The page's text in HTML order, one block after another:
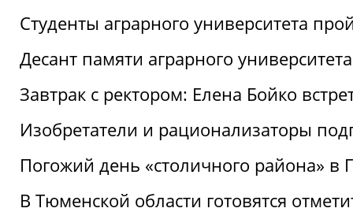
Студенты аграрного университета
Десант памяти аграрного
Завтрак с ректором: Елена Бойко
Изобретатели и рационализаторы
Погожий день «столичного района» в
В Тюменской области готовятся